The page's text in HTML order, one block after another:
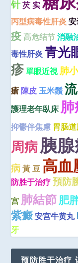
针芡 实
丙型病毒性肝炎
疫 高危结节 消融
毒性肝炎 青光
疹單眼近視肺
瘡 陳皮 玉米鬚
護理老年臥床
抑鬱伴焦慮 胃肠
周病胰
病 黃 豆 高血
防胜于治疗 預防
宫 肺結節肥
紫癜安宫牛黄丸
牙
预防胜于治疗